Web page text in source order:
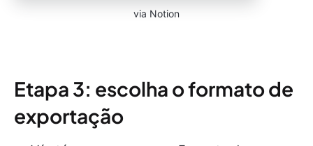
via Notion
Etapa 3: escolha o formato de
exportação